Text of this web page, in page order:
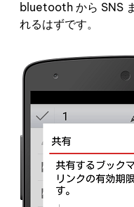
bluetooth から SNS
れるはずです。